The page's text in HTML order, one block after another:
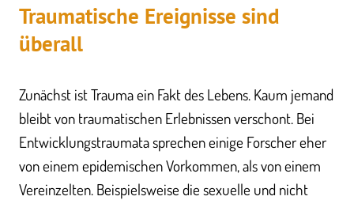
Traumatische Ereignisse sind
überall
Zunächst ist Trauma ein Fakt des Lebens. Kaum jemand
bleibt von traumatischen Erlebnissen verschont. Bei
Entwicklungstraumata sprechen einige Forscher eher
von einem epidemischen Vorkommen, als von einem
Vereinzelten. Beispielsweise die sexuelle und nicht